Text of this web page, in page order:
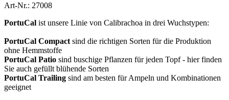
Art-Nr.: 27008
PortuCal ist unsere Linie von Calibrachoa in drei Wuchstypen:
PortuCal Compact sind die richtigen Sorten für die Produktion
ohne Hemmstoffe
PortuCal Patio sind buschige Pflanzen für jeden Topf - hier finden
Sie auch gefüllt blühende Sorten
PortuCal Trailing sind am besten für Ampeln und Kombinationen
geeignet